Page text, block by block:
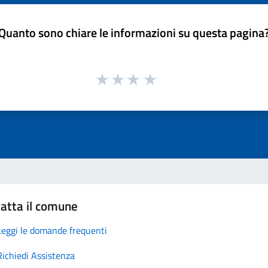
sono chiare le informazioni su questa
il comune
le domande frequenti
Assistenza